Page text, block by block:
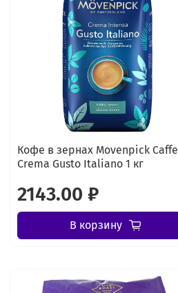
Кофе в зернах Movenpick Caffe
Crema Gusto Italiano 1 кг
2143.00 ₽
В корзину